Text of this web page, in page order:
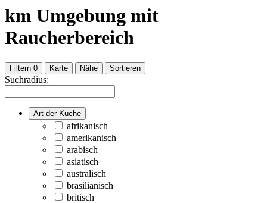
km Umgebung mit
Raucherbereich
Filtern 0 Karte Nähe Sortieren
Suchradius:
Art der Küche
afrikanisch
amerikanisch
arabisch
asiatisch
australisch
brasilianisch
britisch